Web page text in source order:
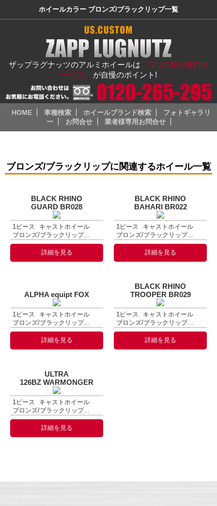
ホイールカラー ブロンズ/ブラックリップ一覧
ザップラグナッツのアルミホイールは
『3つの安心無料サ
ービス』 が自慢のポイント!
HOME 車種検索 ホイールブランド検索
フォトギャラリ
ー
お問合せ 業者様専用お問合せ
ブロンズ/ブラックリップに関連するホイール一覧
BLACK RHINO
GUARD BR028
1ピース
キャストホイール
ブロンズ/ブラックリップ...
詳細を見る
BLACK RHINO
BAHARI BR022
1ピース
キャストホイール
ブロンズ/ブラックリップ...
詳細を見る
ALPHA equipt FOX
1ピース
キャストホイール
ブロンズ/ブラックリップ...
詳細を見る
BLACK RHINO
TROOPER BR029
1ピース
キャストホイール
ブロンズ/ブラックリップ...
詳細を見る
ULTRA
126BZ WARMONGER
1ピース
キャストホイール
ブロンズ/ブラックリップ...
詳細を見る